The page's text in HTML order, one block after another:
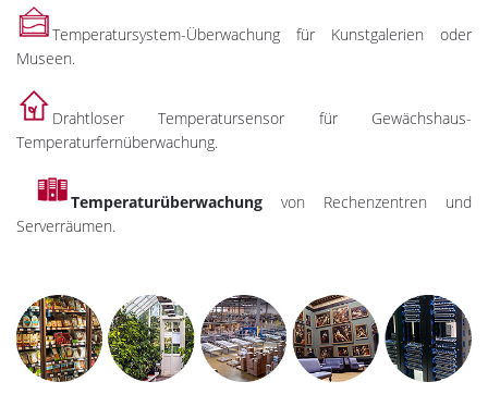
Temperatursystem-Überwachung für Kunstgalerien oder
Museen.
Drahtloser Temperatursensor für Gewächshaus-
Temperaturfernüberwachung.
Temperaturüberwachung von Rechenzentren und
Serverräumen.